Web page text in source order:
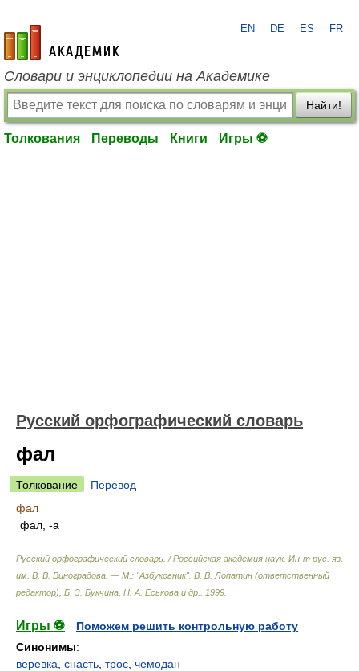
academic.ru
EN DE ES FR
Словари и энциклопедии на Академике
Найти!
Толкования Переводы Книги Игры ⚽
Русский орфографический словарь
фал
Толкование
Перевод
фал
фал, -а
Русский орфографический словарь. / Российская академия наук. Ин-т рус. яз.
им. В. В. Виноградова. — М.: "Азбуковник". В. В. Лопатин (ответственный
редактор), Б. З. Букчина, Н. А. Еськова и др.
1999
Игры ⚽
Поможем решить контрольную работу
Синонимы:
веревка снасть трос чемодан